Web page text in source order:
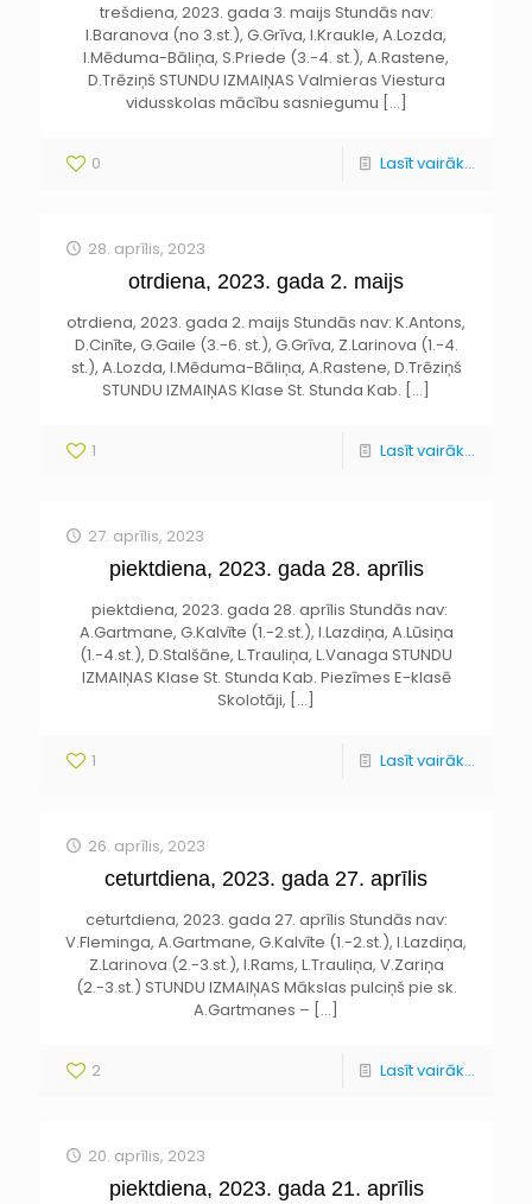
trešdiena, 2023. gada 3. maijs Stundās nav:
I.Baranova (no 3.st.), G.Grīva, I.Kraukle, A.Lozda,
I.Mēduma-Bāliņa, S.Priede (3.-4. st.), A.Rastene,
D.Trēziņš STUNDU IZMAIŅAS Valmieras Viestura
vidusskolas mācību sasniegumu […]
0 Lasīt vairāk...
28. aprīlis, 2023
otrdiena, 2023. gada 2. maijs
otrdiena, 2023. gada 2. maijs Stundās nav: K.Antons,
D.Cinīte, G.Gaile (3.-6. st.), G.Grīva, Z.Larinova (1.-4.
st.), A.Lozda, I.Mēduma-Bāliņa, A.Rastene, D.Trēziņš
STUNDU IZMAIŅAS Klase St. Stunda Kab. […]
1 Lasīt vairāk...
27. aprīlis, 2023
piektdiena, 2023. gada 28. aprīlis
piektdiena, 2023. gada 28. aprīlis Stundās nav:
A.Gartmane, G.Kalvīte (1.-2.st.), I.Lazdiņa, A.Lūsiņa
(1.-4.st.), D.Stalšāne, L.Trauliņa, L.Vanaga STUNDU
IZMAIŅAS Klase St. Stunda Kab. Piezīmes E-klasē
Skolotāji, […]
1 Lasīt vairāk...
26. aprīlis, 2023
ceturtdiena, 2023. gada 27. aprīlis
ceturtdiena, 2023. gada 27. aprīlis Stundās nav:
V.Fleminga, A.Gartmane, G.Kalvīte (1.-2.st.), I.Lazdiņa,
Z.Larinova (2.-3.st.), I.Rams, L.Trauliņa, V.Zariņa
(2.-3.st.) STUNDU IZMAIŅAS Mākslas pulciņš pie sk.
A.Gartmanes – […]
2 Lasīt vairāk...
20. aprīlis, 2023
piektdiena, 2023. gada 21. aprīlis